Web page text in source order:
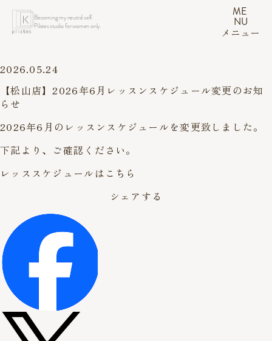
Becoming my neutral self.
Pilates studio for women only.
ME
NU
メニュー
2026.05.24
【松山店】2026年6月レッスンスケジュール変更のお知
らせ
2026年6月のレッスンスケジュールを変更致しました。
下記より、ご確認ください。
レッススケジュールはこちら
シェアする